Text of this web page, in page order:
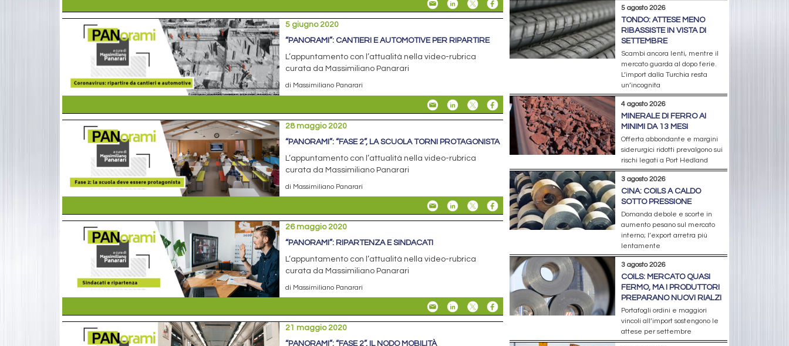
5 giugno 2020
“PANORAMI”: CANTIERI E AUTOMOTIVE PER RIPARTIRE
L’appuntamento con l’attualità nella video-rubrica
curata da Massimiliano Panarari
di Massimiliano Panarari
28 maggio 2020
“PANORAMI”: “FASE 2”, LA SCUOLA TORNI PROTAGONISTA
L’appuntamento con l’attualità nella video-rubrica
curata da Massimiliano Panarari
di Massimiliano Panarari
26 maggio 2020
“PANORAMI”: RIPARTENZA E SINDACATI
L’appuntamento con l’attualità nella video-rubrica
curata da Massimiliano Panarari
di Massimiliano Panarari
21 maggio 2020
“PANORAMI”: “FASE 2”, IL NODO MOBILITÀ
5 agosto 2026
TONDO: ATTESE MENO
RIBASSISTE IN VISTA DI
SETTEMBRE
Scambi ancora lenti, mentre il
mercato guarda al dopo ferie.
L’import dalla Turchia resta
un’incognita
4 agosto 2026
MINERALE DI FERRO AI
MINIMI DA 13 MESI
Offerta abbondante e margini
siderurgici ridotti prevalgono sui
rischi legati a Port Hedland
3 agosto 2026
CINA: COILS A CALDO
SOTTO PRESSIONE
Domanda debole e scorte in
aumento pesano sul mercato
interno; l’export arretra più
lentamente
3 agosto 2026
COILS: MERCATO QUASI
FERMO, MA I PRODUTTORI
PREPARANO NUOVI RIALZI
Portafogli ordini e maggiori
vincoli all’import sostengono le
attese per settembre